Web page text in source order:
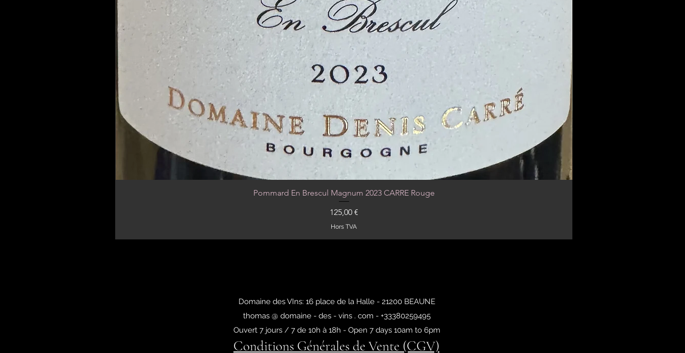
Aperçu rapide
Pommard En Brescul Magnum 2023 CARRE Rouge
Prix
125,00 €
Hors TVA
Domaine des VIns: 16 place de la Halle - 21200 BEAUNE
thomas @ domaine - des - vins . com - +33380259495
Ouvert 7 jours / 7 de 10h à 18h - Open 7 days 10am to 6pm
Conditions Générales de Vente (CGV)